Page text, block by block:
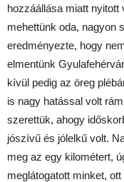
hozzáállása miatt nyitott
mehettünk oda, nagyon
eredményezte, hogy
elmentünk
kívül pedig az öreg
is nagy hatással volt
szerettük, ahogy
jószívű és jólelkű volt.
meg az egy kilométert,
meglátogatott minket,